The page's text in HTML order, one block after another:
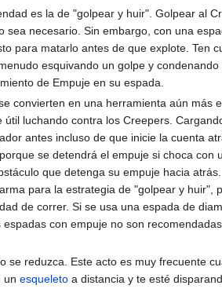
es la de "golpear y huir". Golpear al
necesario. Sin embargo, con una
para matarlo antes de que explote. Ten
esquivando un golpe y
de Empuje en su espada.
convierten en una herramienta aún más
luchando contra los Creepers.
antes incluso de que inicie la cuenta
se detendrá el empuje si choca
que detenga su empuje hacia atrás.
para la estrategia de "golpear y huir",
de correr. Si se usa una espada de
con empuje no son
reduzca. Este acto es muy frecuente
unesqueleto a distancia y te esté